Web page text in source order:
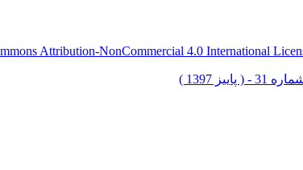
Attribution-NonCommercial 4.0 International